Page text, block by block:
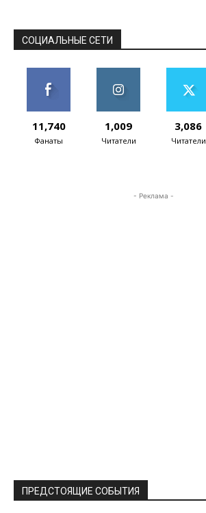
СОЦИАЛЬНЫЕ СЕТИ
11,740
Фанаты
1,009
Читатели
3,086
Читатели
- Реклама -
ПРЕДСТОЯЩИЕ СОБЫТИЯ